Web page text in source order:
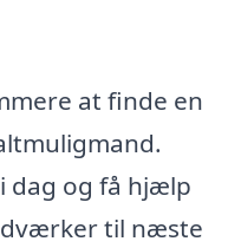
at finde en
dag og få hjælp
til næste